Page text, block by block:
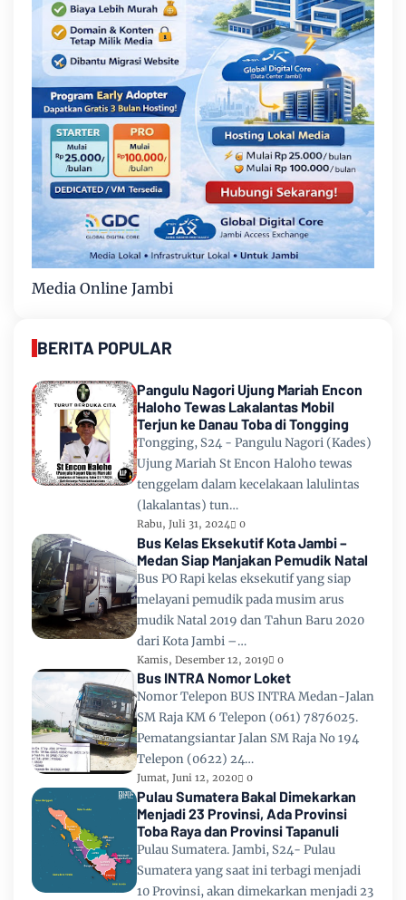
Media Online Jambi
BERITA POPULAR
Pangulu Nagori Ujung Mariah Encon
Haloho Tewas Lakalantas Mobil
Terjun ke Danau Toba di Tongging
Tongging, S24 - Pangulu Nagori (Kades)
Ujung Mariah St Encon Haloho tewas
tenggelam dalam kecelakaan lalulintas
(lakalantas) tun…
Rabu, Juli 31, 2024 0
Bus Kelas Eksekutif Kota Jambi –
Medan Siap Manjakan Pemudik Natal
Bus PO Rapi kelas eksekutif yang siap
melayani pemudik pada musim arus
mudik Natal 2019 dan Tahun Baru 2020
dari Kota Jambi –…
Kamis, Desember 12, 2019 0
Bus INTRA Nomor Loket
Nomor Telepon BUS INTRA Medan-Jalan
SM Raja KM 6 Telepon (061) 7876025.
Pematangsiantar Jalan SM Raja No 194
Telepon (0622) 24…
Jumat, Juni 12, 2020 0
Pulau Sumatera Bakal Dimekarkan
Menjadi 23 Provinsi, Ada Provinsi
Toba Raya dan Provinsi Tapanuli
Pulau Sumatera. Jambi, S24- Pulau
Sumatera yang saat ini terbagi menjadi
10 Provinsi, akan dimekarkan menjadi 23